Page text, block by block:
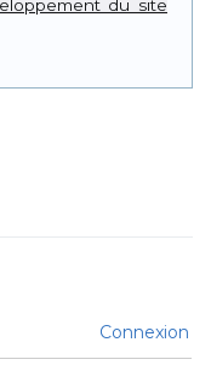
du site
Connexion